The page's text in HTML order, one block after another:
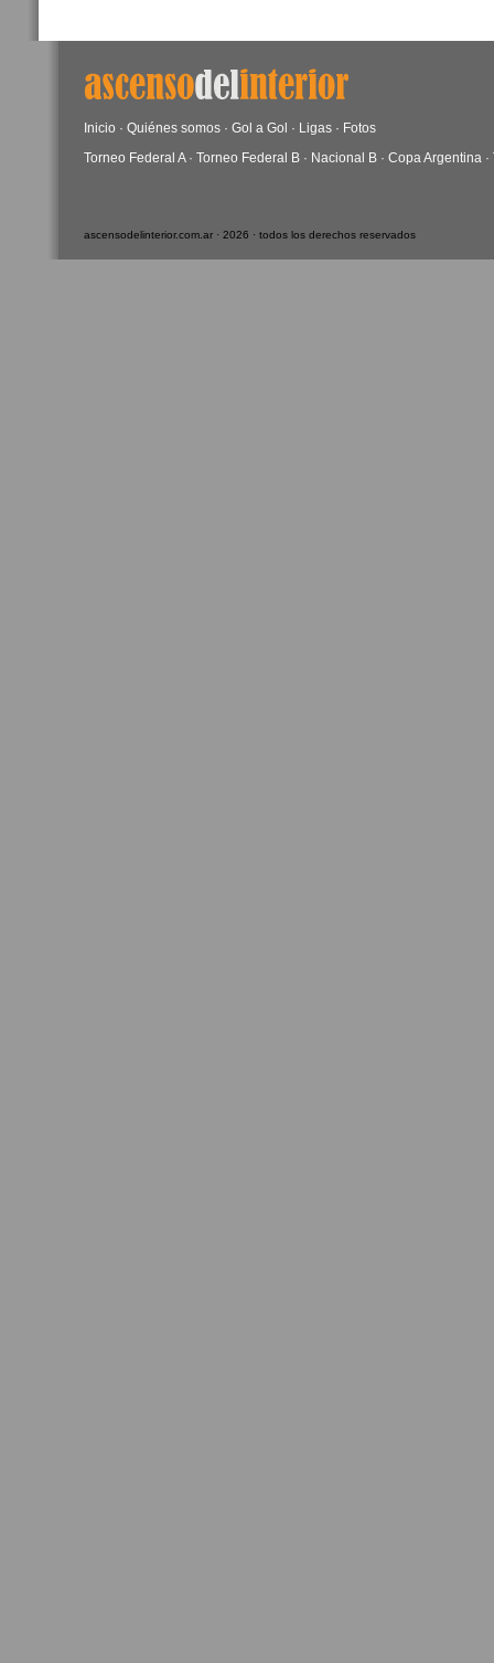
Inicio · Quiénes somos · Gol a Gol · Ligas · Fotos
Torneo Federal A· Torneo Federal B · Nacional B · Copa Argentina ·
ascensodelinterior.com.ar · 2026 · todos los derechos reservados